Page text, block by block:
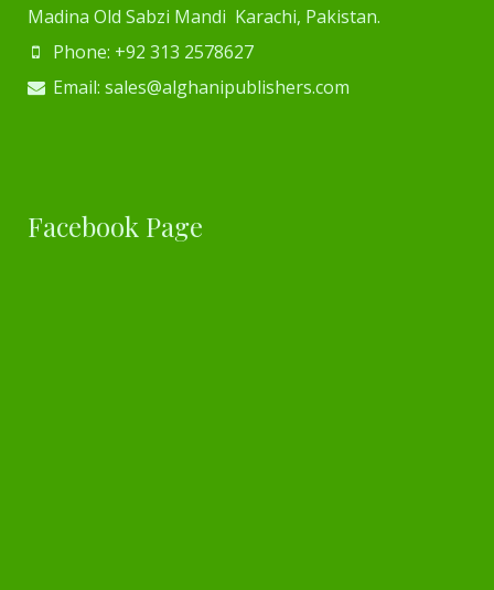
Madina Old Sabzi Mandi Karachi, Pakistan.
Phone: +92 313 2578627
Email: sales@alghanipublishers.com
Facebook Page